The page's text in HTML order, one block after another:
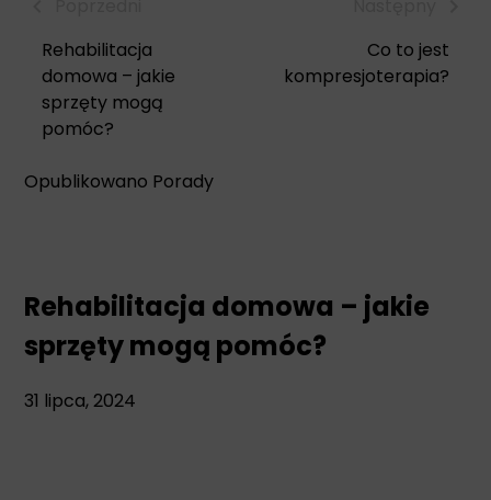
Rehabilitacja
domowa – jakie
sprzęty mogą
pomóc?
Co to jest
kompresjoterapia?
Opublikowano Porady
Rehabilitacja domowa – jakie
sprzęty mogą pomóc?
31 lipca, 2024